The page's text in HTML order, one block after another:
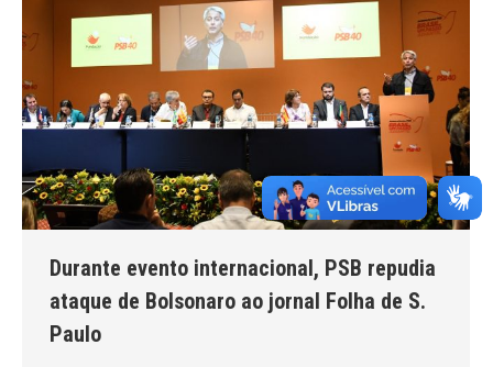
Durante evento internacional, PSB repudia
ataque de Bolsonaro ao jornal Folha de S.
Paulo